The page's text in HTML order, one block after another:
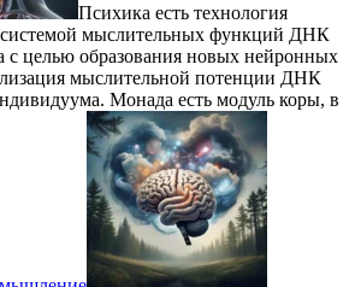
Психика есть технология
системой мыслительных функций ДНК
с целью образования новых нейронных
мыслительной потенции ДНК
Монада есть модуль коры, в